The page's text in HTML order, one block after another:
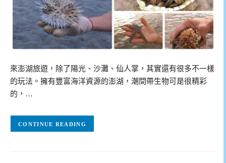
來澎湖旅遊，除了陽光、沙灘、仙人掌，其實還有很多不一樣
的玩法。擁有豐富海洋資源的澎湖，潮間帶生物可是很精彩
的，…
CONTINUE READING